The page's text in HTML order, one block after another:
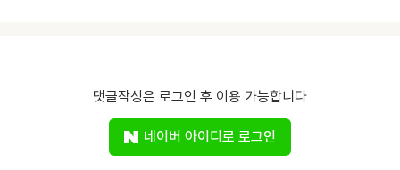
댓글작성은 로그인 후 이용 가능합니다
네이버 아이디로 로그인